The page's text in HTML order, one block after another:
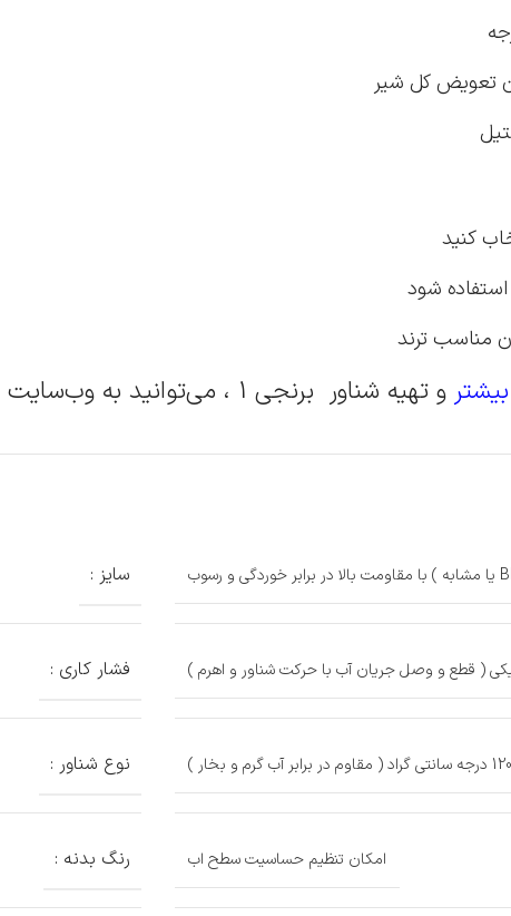
تعویض کل شیر
کنید
شود
و تهیه شناور برنجی 1 ، می‌توانید به وب‌سایت
سایز :
( قطع و وصل جریان آب با حرکت شناور و اهرم ) فشار کاری :
نوع شناور :
امکان تنظیم حساسیت سطح اب رنگ بدنه :